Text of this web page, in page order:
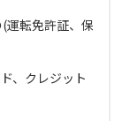
運転免許証、保
、クレジット